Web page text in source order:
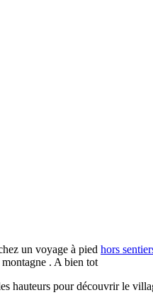
un voyage à pied hors
montagne . A bien tot
hauteurs pour découvrir le